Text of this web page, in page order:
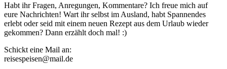
Habt ihr Fragen, Anregungen, Kommentare? Ich freue mich auf
eure Nachrichten! Wart ihr selbst im Ausland, habt Spannendes
erlebt oder seid mit einem neuen Rezept aus dem Urlaub wieder
gekommen? Dann erzählt doch mal! :)
Schickt eine Mail an:
reisespeisen@mail.de